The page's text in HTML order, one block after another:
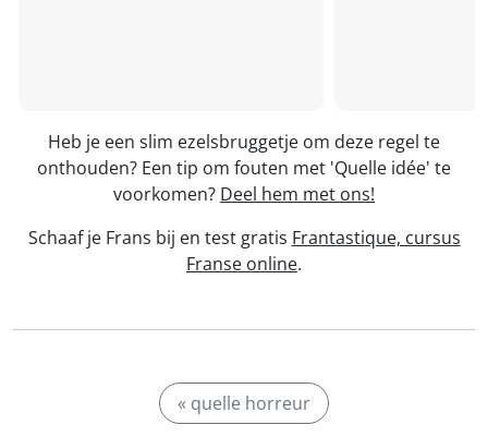
Heb je een slim ezelsbruggetje om deze regel te
onthouden? Een tip om fouten met 'Quelle idée' te
voorkomen? Deel hem met ons!
Schaaf je Frans bij en test gratis Frantastique, cursus
Franse online.
« quelle horreur